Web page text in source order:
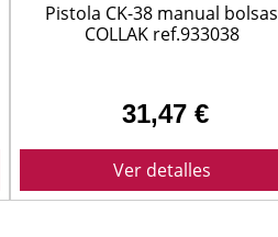
Pistola CK-38 manual bolsas
COLLAK ref.933038
31,47 €
Ver detalles